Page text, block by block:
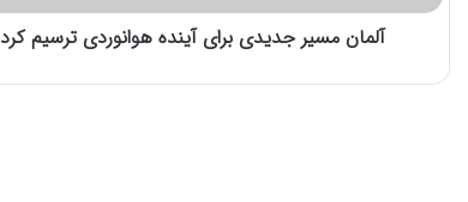
آلمان مسیر جدیدی برای آینده هوانوردی ترسیم کرد